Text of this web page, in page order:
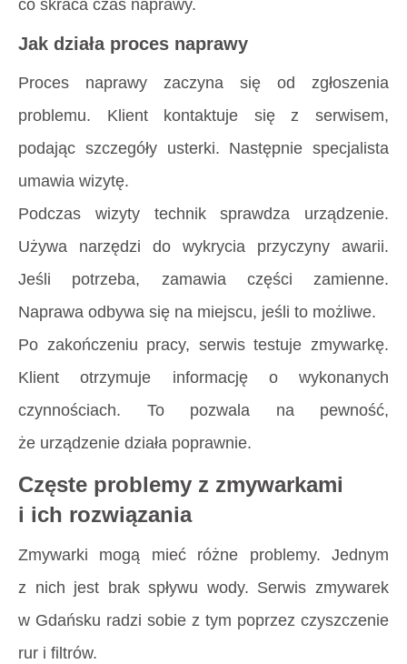
co skraca czas naprawy.
Jak działa proces naprawy
Proces naprawy zaczyna się od zgłoszenia
problemu. Klient kontaktuje się z serwisem,
podając szczegóły usterki. Następnie specjalista
umawia wizytę.
Podczas wizyty technik sprawdza urządzenie.
Używa narzędzi do wykrycia przyczyny awarii.
Jeśli potrzeba, zamawia części zamienne.
Naprawa odbywa się na miejscu, jeśli to możliwe.
Po zakończeniu pracy, serwis testuje zmywarkę.
Klient otrzymuje informację o wykonanych
czynnościach. To pozwala na pewność,
że urządzenie działa poprawnie.
Częste problemy z zmywarkami
i ich rozwiązania
Zmywarki mogą mieć różne problemy. Jednym
z nich jest brak spływu wody. Serwis zmywarek
w Gdańsku radzi sobie z tym poprzez czyszczenie
rur i filtrów.